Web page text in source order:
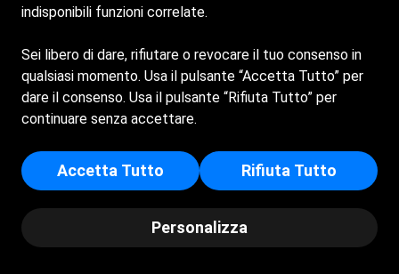
Tirrenia Sas di Nolletti Evaristo Francesco - Sede Legale:
VIA DEI GINEPRI 42 - 01016 - MONTALTO DI CASTRO (VT) -
Iscritta al registro delle imprese di Viterbo - p.i/c.f:
© Copyright 2025 - Tamurè | Powered by Spiagge.it
indisponibili funzioni correlate.
Sei libero di dare, rifiutare o revocare il tuo consenso in
qualsiasi momento. Usa il pulsante “Accetta Tutto” per
dare il consenso. Usa il pulsante “Rifiuta Tutto” per
continuare senza accettare.
Accetta Tutto Rifiuta Tutto
Personalizza